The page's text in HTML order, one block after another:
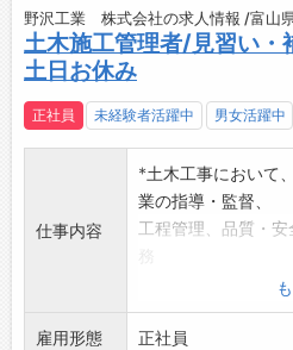
野沢工業 株式会社の求人情報 /富山
土木施工管理者/見習い・
土日お休み
正社員 未経験者活躍中 男女活躍中
仕事内容
*土木工事において
業の指導・監督、
工程管理、品質・
簡単な補助作業か
来的に
上記業務内容の知
雇用形態 正社員